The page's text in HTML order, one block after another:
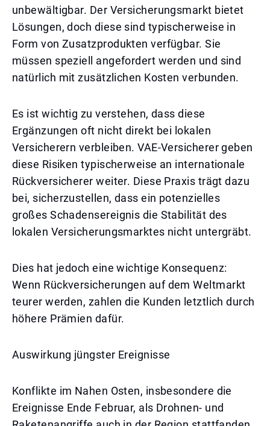
unbewältigbar. Der Versicherungsmarkt bietet
Lösungen, doch diese sind typischerweise in
Form von Zusatzprodukten verfügbar. Sie
müssen speziell angefordert werden und sind
natürlich mit zusätzlichen Kosten verbunden.
Es ist wichtig zu verstehen, dass diese
Ergänzungen oft nicht direkt bei lokalen
Versicherern verbleiben. VAE-Versicherer geben
diese Risiken typischerweise an internationale
Rückversicherer weiter. Diese Praxis trägt dazu
bei, sicherzustellen, dass ein potenzielles
großes Schadensereignis die Stabilität des
lokalen Versicherungsmarktes nicht untergräbt.
Dies hat jedoch eine wichtige Konsequenz:
Wenn Rückversicherungen auf dem Weltmarkt
teurer werden, zahlen die Kunden letztlich durch
höhere Prämien dafür.
Auswirkung jüngster Ereignisse
Konflikte im Nahen Osten, insbesondere die
Ereignisse Ende Februar, als Drohnen- und